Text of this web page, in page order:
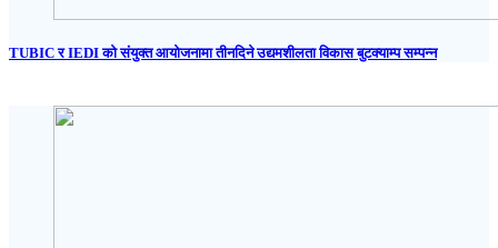
TUBIC र IEDI को संयुक्त आयोजनामा तीनदिने उद्यमशीलता विकास बुटक्याम्प सम्पन्न